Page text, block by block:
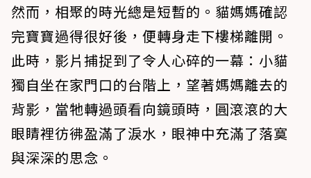
然而，相聚的時光總是短暫的。貓媽媽確認
完寶寶過得很好後，便轉身走下樓梯離開。
此時，影片捕捉到了令人心碎的一幕：小貓
獨自坐在家門口的台階上，望著媽媽離去的
背影，當牠轉過頭看向鏡頭時，圓滾滾的大
眼睛裡彷彿盈滿了淚水，眼神中充滿了落寞
與深深的思念。